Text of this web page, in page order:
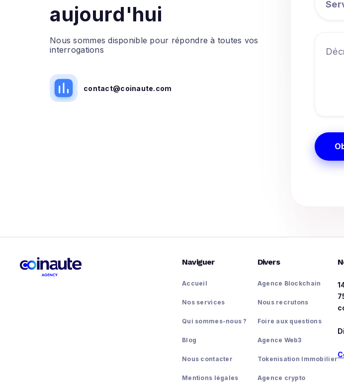
aujourd'hui
Nous sommes disponible pour répondre à toutes vos
interrogations
contact@coinaute.com
Naviguer
Accueil
Nos services
Qui sommes-nous ?
Blog
Nous contacter
Mentions légales
Divers
Agence Blockchain
Nous recrutons
Foire aux questions
Agence Web3
Tokenisation Immobilier
Agence crypto